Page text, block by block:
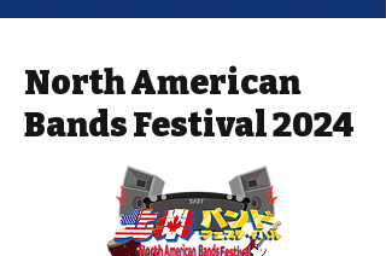
North American
Bands Festival 2024